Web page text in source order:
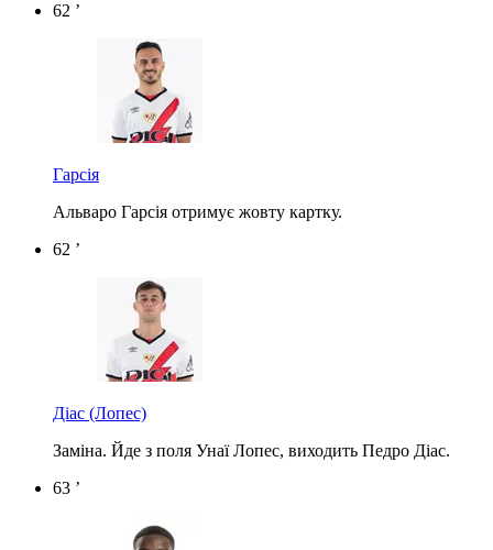
62 ’
Гарсія
Альваро Гарсія отримує жовту картку.
62 ’
Діас (Лопес)
Заміна. Йде з поля Унаї Лопес, виходить Педро Діас.
63 ’